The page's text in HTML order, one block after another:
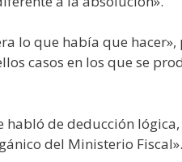
lo que había que
casos en los que se
de deducción
del Ministerio Fiscal».